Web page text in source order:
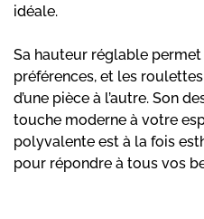
idéale.
Sa hauteur réglable permet
préférences, et les
d’une pièce à l’autre. Son
touche moderne à votre
polyvalente est à la fois
pour répondre à tous vos